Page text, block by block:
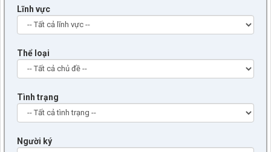
Lĩnh vực
Thể loại
Tình trạng
Người ký